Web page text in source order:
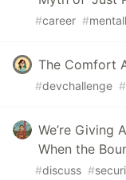
#career #
The Comfort
#devchallenge #
We’re Giving
When the
#discuss #